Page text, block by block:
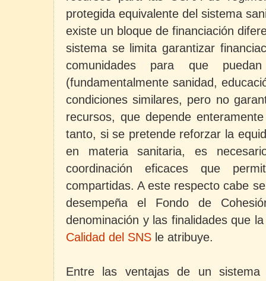
protegida equivalente del sistema
existe un bloque de financiación
sistema se limita garantizar
comunidades para que
(fundamentalmente sanidad,
condiciones similares, pero no
recursos, que depende
tanto, si se pretende reforzar la
en materia sanitaria, es
coordinación eficaces que
compartidas. A este respecto cabe
desempeña el Fondo de
denominación y las finalidades que
Calidad del SNS le atribuye.
Entre las ventajas de un sistema